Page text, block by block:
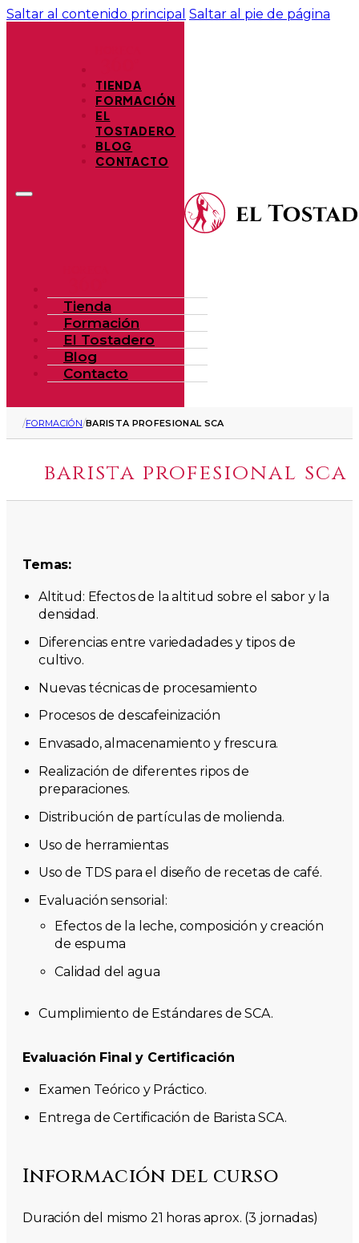
Saltar al contenido principal Saltar al pie de página
TIENDA
FORMACIÓN
EL
TOSTADERO
BLOG
CONTACTO
Tienda
Formación
El Tostadero
Blog
Contacto
/FORMACIÓN/BARISTA PROFESIONAL SCA
barista profesional sca
Temas:
Altitud: Efectos de la altitud sobre el sabor y la
densidad.
Diferencias entre variedadades y tipos de
cultivo.
Nuevas técnicas de procesamiento
Procesos de descafeinización
Envasado, almacenamiento y frescura.
Realización de diferentes ripos de
preparaciones.
Distribución de partículas de molienda.
Uso de herramientas
Uso de TDS para el diseño de recetas de café.
Evaluación sensorial:
Efectos de la leche, composición y creación
de espuma
Calidad del agua
Cumplimiento de Estándares de SCA.
Evaluación Final y Certificación
Examen Teórico y Práctico.
Entrega de Certificación de Barista SCA.
Información del curso
Duración del mismo 21 horas aprox. (3 jornadas)